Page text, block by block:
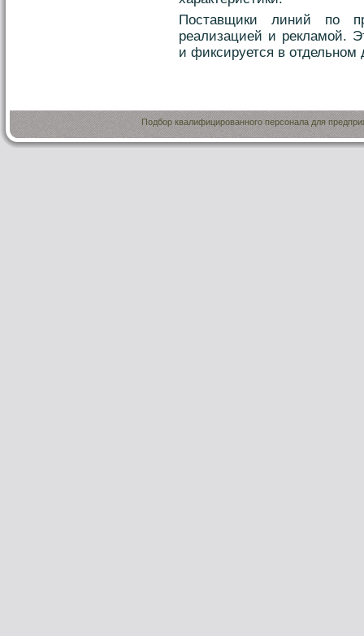
Поставщики линий по
реализацией и рекламой.
и фиксируется в отдельном
Подбор квалифицированного персонала для